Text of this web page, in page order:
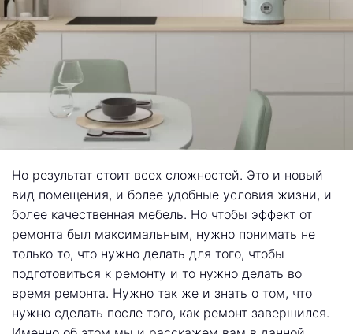
Но результат стоит всех сложностей. Это и новый
вид помещения, и более удобные условия жизни, и
более качественная мебель. Но чтобы эффект от
ремонта был максимальным, нужно понимать не
только то, что нужно делать для того, чтобы
подготовиться к ремонту и то нужно делать во
время ремонта. Нужно так же и знать о том, что
нужно сделать после того, как ремонт завершился.